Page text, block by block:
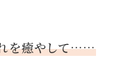
を癒やして……